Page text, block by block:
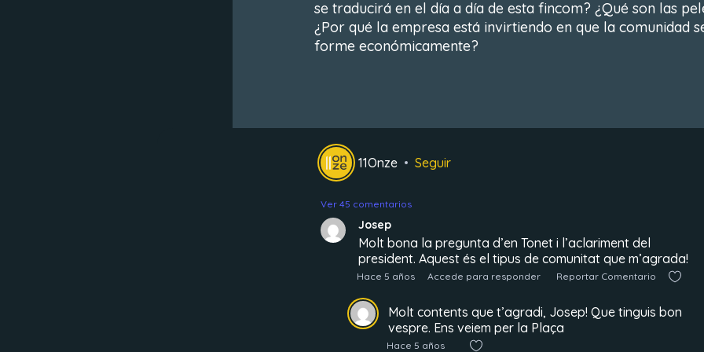
se traducirá en el día a día de esta fincom? ¿Qué son las
¿Por qué la empresa está invirtiendo en que la comunidad
forme económicamente?
11Onze Seguir
Ver 45 comentarios
Josep
Molt bona la pregunta d’en Tonet i l’aclariment del
president. Aquest és el tipus de comunitat que m’agrada!
Hace 5 años Accede para responder Reportar Comentario
Molt contents que t’agradi, Josep! Que tinguis bon
vespre. Ens veiem per la Plaça
Hace 5 años